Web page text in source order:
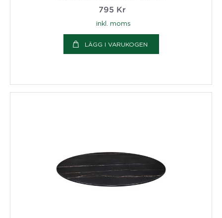
795 Kr
inkl. moms
LÄGG I VARUKOGEN